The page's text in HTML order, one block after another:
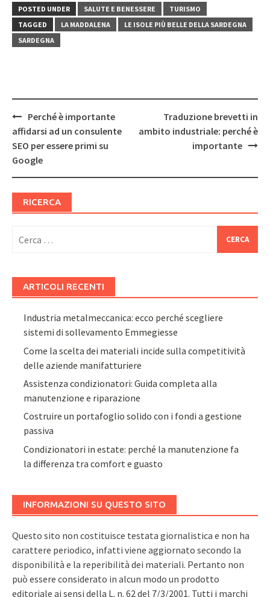
POSTED UNDER SALUTE E BENESSERE
TURISMO
TAGGED
LA MADDALENA
LE ISOLE PIÙ BELLE DELLA SARDEGNA
SARDEGNA
Post
navigation
Perché è importante
affidarsi ad un consulente
SEO per essere primi su
Google
Traduzione brevetti in
ambito industriale: perché è
importante
RICERCA
per:
ARTICOLI RECENTI
Industria metalmeccanica: ecco perché scegliere
sistemi di sollevamento Emmegiesse
Come la scelta dei materiali incide sulla competitività
delle aziende manifatturiere
Assistenza condizionatori: Guida completa alla
manutenzione e riparazione
Costruire un portafoglio solido con i fondi a gestione
passiva
Condizionatori in estate: perché la manutenzione fa
la differenza tra comfort e guasto
INFORMAZIONI SU QUESTO SITO
Questo sito non costituisce testata giornalistica e non ha
carattere periodico, infatti viene aggiornato secondo la
disponibilità e la reperibilità dei materiali. Pertanto non
può essere considerato in alcun modo un prodotto
editoriale ai sensi della L. n. 62 del 7/3/2001. Tutti i marchi